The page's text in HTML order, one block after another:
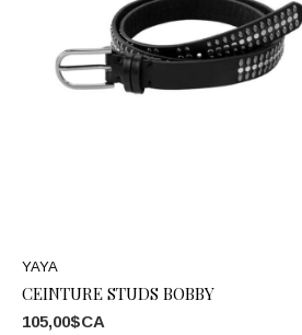
YAYA
CEINTURE STUDS BOBBY
105,00$CA